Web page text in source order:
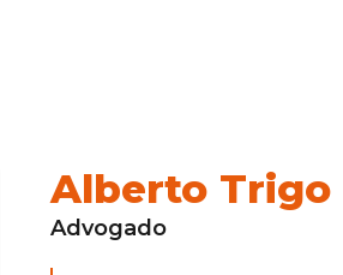
Alberto Trigo
Advogado